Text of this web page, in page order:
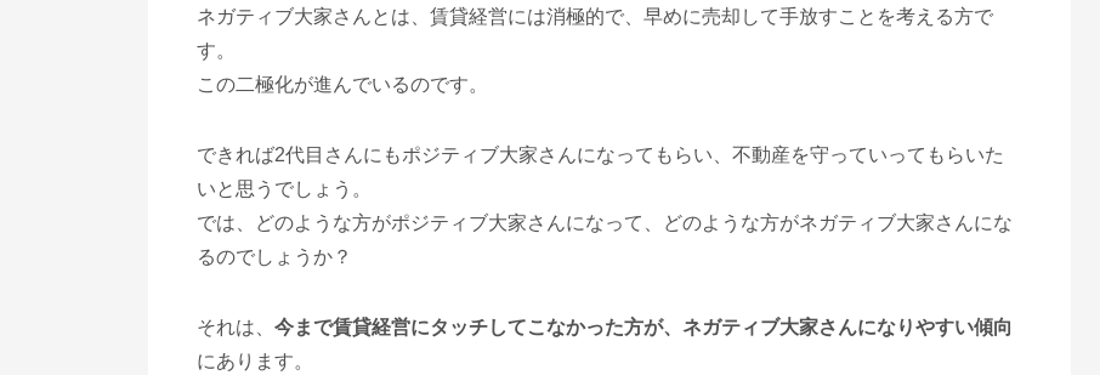
ネガティブ大家さんとは、賃貸経営には消極的で、早めに売却して手放すことを考える方で
す。
この二極化が進んでいるのです。
できれば2代目さんにもポジティブ大家さんになってもらい、不動産を守っていってもらいた
いと思うでしょう。
では、どのような方がポジティブ大家さんになって、どのような方がネガティブ大家さんにな
るのでしょうか？
それは、 今まで賃貸経営にタッチしてこなかった方が、ネガティブ大家さんになりやすい傾向
にあります。